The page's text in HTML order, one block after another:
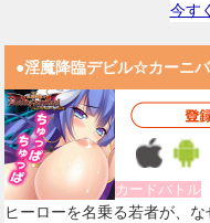
今す
●淫魔降臨デビル☆カーニ
カードバトル
ヒーローを名乗る若者が、